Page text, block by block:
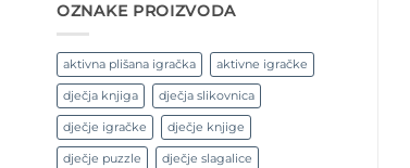
OZNAKE PROIZVODA
aktivna plišana igračka aktivne igračke
dječja knjiga dječja slikovnica
dječje igračke dječje knjige
dječje puzzle dječje slagalice